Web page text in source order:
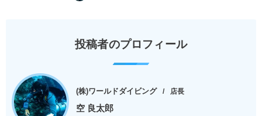
投稿者のプロフィール
(株)ワールドダイビング 店長
空 良太郎